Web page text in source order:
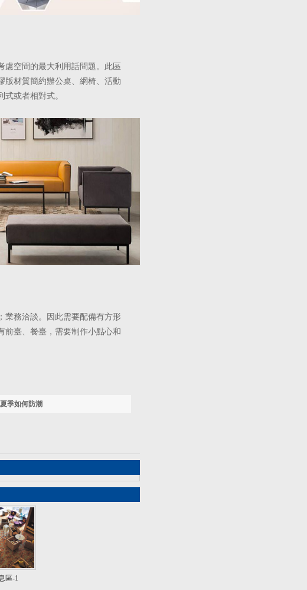
慮空間的最大利用話問題。此區
版材質簡約辦公桌、網椅、活動
或者相對式。
業務洽談。因此需要配備有方形
前臺、餐臺，需要制作小點心和
季如何防潮
區-1